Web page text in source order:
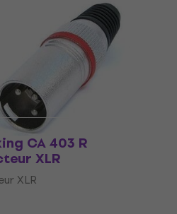
Speakon
CA 403 R
XLR
XLR